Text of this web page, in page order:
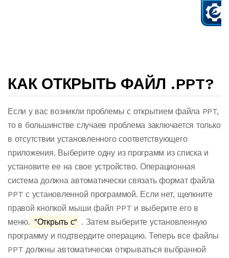
КАК ОТКРЫТЬ ФАЙЛ .PPT?
Если у вас возникли проблемы с открытием файла PPT,
то в большинстве случаев проблема заключается только
в отсутствии установленного соответствующего
приложения. Выберите одну из программ из списка и
установите ее на свое устройство. Операционная
система должна автоматически связать формат файла
PPT с установленной программой. Если нет, щелкните
правой кнопкой мыши файл PPT и выберите его в
меню. "Открыть с" . Затем выберите установленную
программу и подтвердите операцию. Теперь все файлы
PPT должны автоматически открываться выбранной